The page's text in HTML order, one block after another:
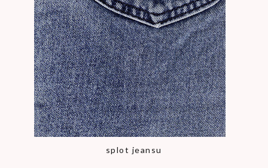
splot jeansu